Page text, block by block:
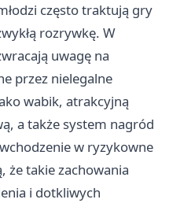
często traktują gry
rozrywkę. W
uwagę na
przez nielegalne
wabik, atrakcyjną
a także system nagród
w ryzykowne
że takie zachowania
i dotkliwych